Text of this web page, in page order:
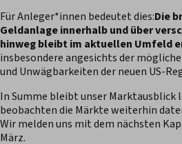
Für Anleger*innen bedeutet dies:Die
Geldanlage innerhalb und über
hinweg bleibt im aktuellen Umfeld
insbesondere angesichts der
und Unwägbarkeiten der neuen US-
In Summe bleibt unser Marktausblick
beobachten die Märkte weiterhin
Wir melden uns mit dem nächsten
März.